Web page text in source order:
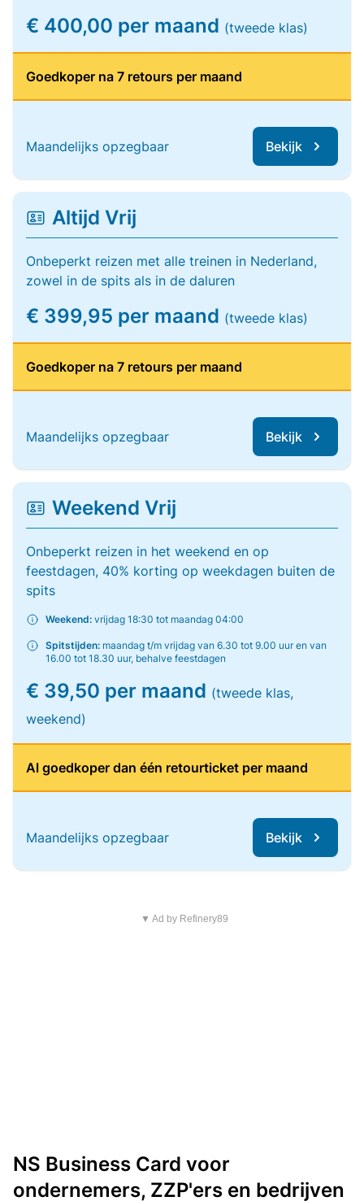
€ 400,00 per maand (tweede klas)
Goedkoper na 7 retours per maand
Maandelijks opzegbaar Bekijk
Altijd Vrij
Onbeperkt reizen met alle treinen in Nederland,
zowel in de spits als in de daluren
€ 399,95 per maand (tweede klas)
Goedkoper na 7 retours per maand
Maandelijks opzegbaar Bekijk
Weekend Vrij
Onbeperkt reizen in het weekend en op
feestdagen, 40% korting op weekdagen buiten de
spits
Weekend: vrijdag 18:30 tot maandag 04:00
Spitstijden: maandag t/m vrijdag van 6.30 tot 9.00 uur en van
16.00 tot 18.30 uur, behalve feestdagen
€ 39,50 per maand (tweede klas,
weekend)
Al goedkoper dan één retourticket per maand
Maandelijks opzegbaar Bekijk
▼ Ad by Refinery89
NS Business Card voor
ondernemers, ZZP'ers en bedrijven